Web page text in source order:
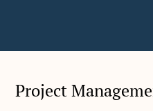
Project